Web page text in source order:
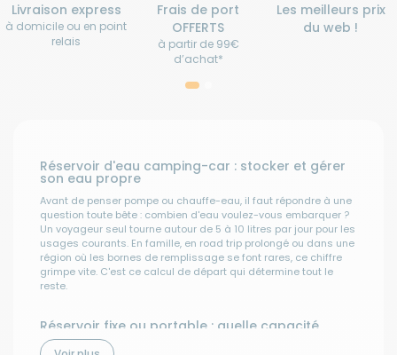
Livraison express
à domicile ou en point
relais
Frais de port
OFFERTS
à partir de 99€
d’achat*
Les meilleurs prix
du web !
Réservoir d'eau camping-car : stocker et gérer
son eau propre
Avant de penser pompe ou chauffe-eau, il faut répondre à une
question toute bête : combien d'eau voulez-vous embarquer ?
Un voyageur seul tourne autour de 5 à 10 litres par jour pour les
usages courants. En famille, en road trip prolongé ou dans une
région où les bornes de remplissage se font rares, ce chiffre
grimpe vite. C'est ce calcul de départ qui détermine tout le
reste.
Réservoir fixe ou portable : quelle capacité
choisir pour son camping-car ou son van ?